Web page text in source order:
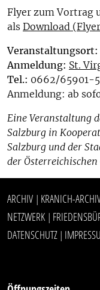
Flyer zum Vortrag
als Download
Veranstaltungsort:
Anmeldung: St.
Tel.: 0662/65901-
Anmeldung: ab
Eine Veranstaltung
Salzburg in
Salzburg und der
der
ARCHIV | KRANICH-
NETZWERK |
DATENSCHUTZ |